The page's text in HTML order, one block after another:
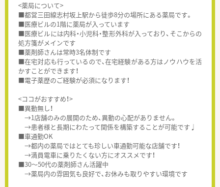
<薬局について>
■都営三田線志村坂上駅から徒歩8分の場所にある薬局です。
■医療ビルの1階に薬局が入っています
■医療ビルには内科・小児科・整形外科が入っており、そこからの
処方箋がメインです
■薬剤師さんは常時3名体制です
■在宅対応も行っているので、在宅経験がある方はノウハウを活
かすことができます！
■電子薬歴のご経験が必須になります！
<ココがおすすめ！>
■異動無し！
→1店舗のみの展開のため、異動の心配がありません。
→患者様と長期にわたって関係を構築することが可能です♩
■車通勤OK
→都内の薬局ではとても珍しい車通勤可能な店舗です！
→満員電車に乗りたくない方にオススメです！
■30～50代の薬剤師さん活躍中
→薬局内の雰囲気も良好で、お休みも取りやすい環境です